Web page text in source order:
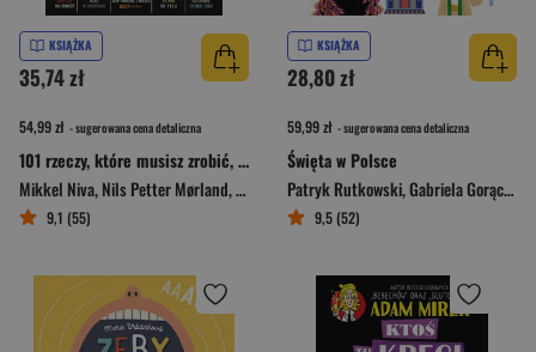
KSIĄŻKA
35,74 zł
54,99 zł - sugerowana cena detaliczna
101 rzeczy, które musisz zrobić, zanim skończą się wakacje
Mikkel Niva,Nils Petter Mørland,Fredrik Edén
9,1 (55)
KSIĄŻKA
28,80 zł
59,99 zł - sugerowana cena detaliczna
Święta w Polsce
Patryk Rutkowski,Gabriela Gorączko
9,5 (52)